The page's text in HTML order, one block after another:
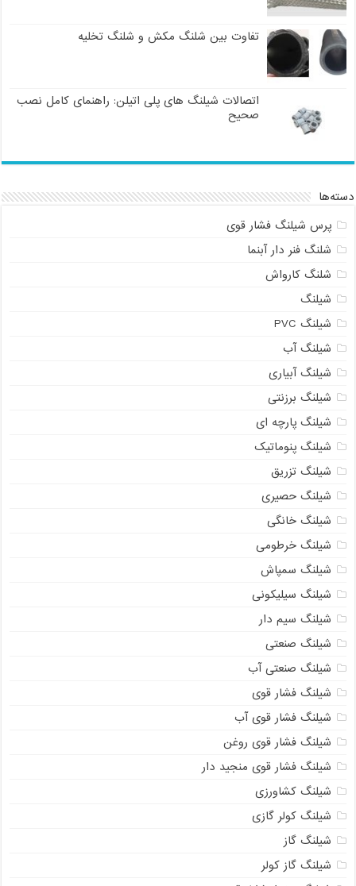
تفاوت بین شلنگ مکش و شلنگ تخلیه
اتصالات شیلنگ های پلی اتیلن: راهنمای کامل نصب
صحیح
دسته‌ها
پرس شیلنگ فشار قوی
شلنگ فنر دار آبنما
شلنگ کارواش
شیلنگ
شیلنگ PVC
شیلنگ آب
شیلنگ آبیاری
شیلنگ برزنتی
شیلنگ پارچه ای
شیلنگ پنوماتیک
شیلنگ تزریق
شیلنگ حصیری
شیلنگ خانگی
شیلنگ خرطومی
شیلنگ سمپاش
شیلنگ سیلیکونی
شیلنگ سیم دار
شیلنگ صنعتی
شیلنگ صنعتی آب
شیلنگ فشار قوی
شیلنگ فشار قوی آب
شیلنگ فشار قوی روغن
شیلنگ فشار قوی منجید دار
شیلنگ کشاورزی
شیلنگ کولر گازی
شیلنگ گاز
شیلنگ گاز کولر